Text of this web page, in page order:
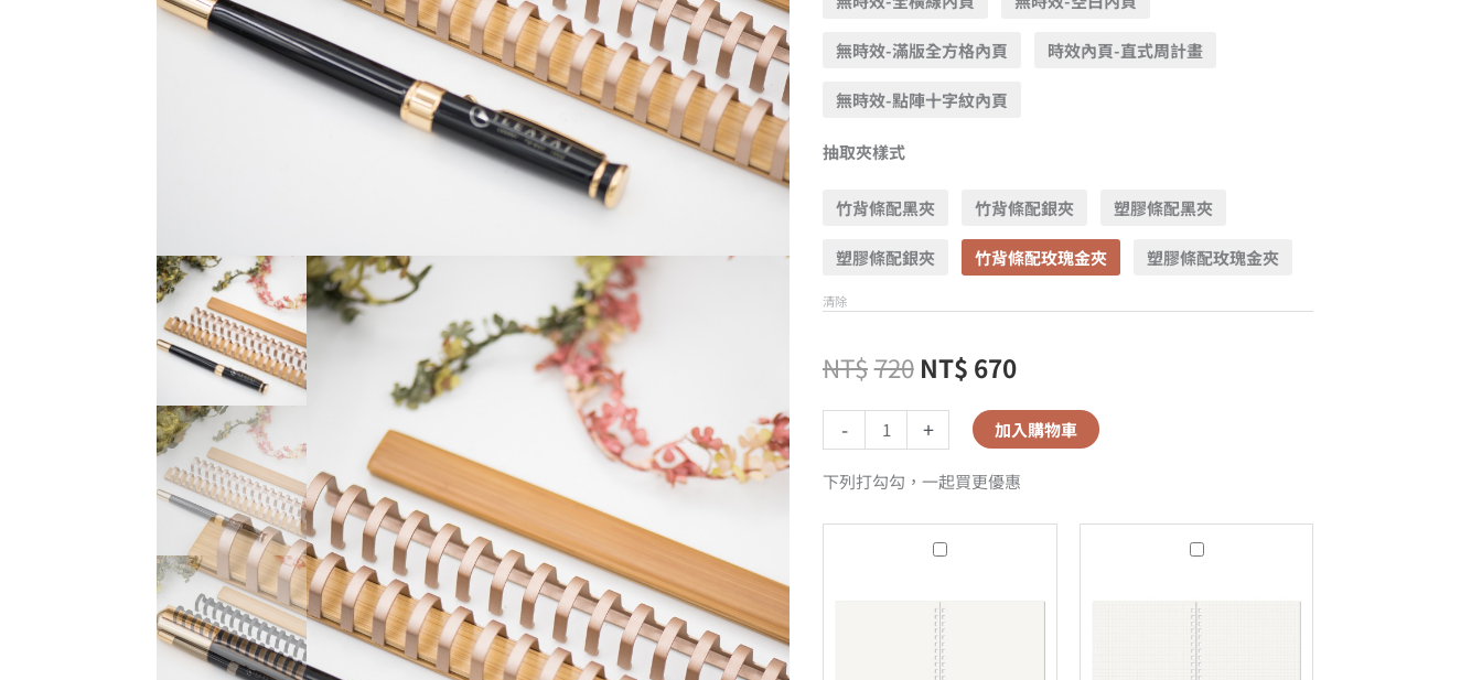
無時效-滿版全方格內頁 時效內頁-直式周計畫
無時效-點陣十字紋內頁
抽取夾樣式
竹背條配黑夾 竹背條配銀夾 塑膠條配黑夾
塑膠條配銀夾 竹背條配玫瑰金夾 塑膠條配玫瑰金夾
清除
NT$720 NT$ 670
- + 加入購物車
下列打勾勾，一起買更優惠
A5
時
效
-
A5
時
效
-